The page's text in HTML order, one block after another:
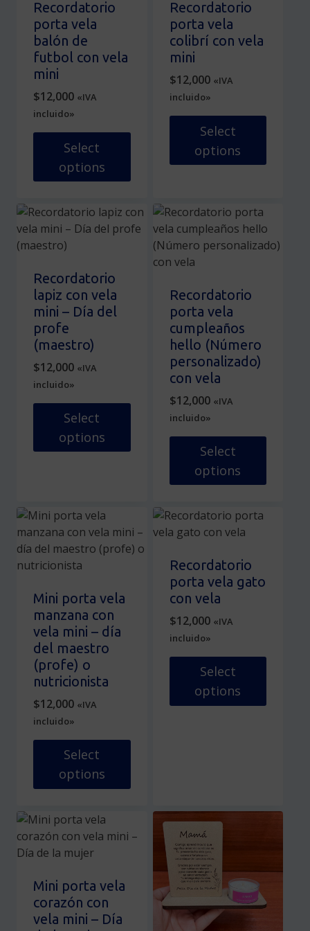
en
la
página
de
producto
la
página
de
producto
Recordatorio
porta vela
balón de
futbol con vela
mini
$12,000 «IVA
incluido»
Select
options
producto
tiene
múltiples
variantes.
Las
opciones
se
pueden
elegir
en
la
página
de
producto
Recordatorio
porta vela
colibrí con vela
mini
$12,000 «IVA
incluido»
Select
options
tiene
múltiples
variantes.
se
pueden
elegir
en
la
página
producto
Recordatorio
lapiz con vela
mini – Día del
profe
(maestro)
$12,000 «IVA
incluido»
Select
options
múltiples
variantes.
Las
opciones
pueden
elegir
en
la
página
de
Recordatorio
porta vela
cumpleaños
hello (Número
personalizado)
con vela
$12,000 «IVA
incluido»
Select
options
producto
tiene
múltiples
variantes.
Las
opciones
pueden
elegir
en
página
de
Mini porta vela
manzana con
vela mini – día
del maestro
(profe) o
nutricionista
$12,000 «IVA
incluido»
Select
options
producto
tiene
múltiples
variantes.
Las
opciones
se
Recordatorio
porta vela gato
con vela
$12,000 «IVA
incluido»
Select
options
opciones
pueden
elegir
en
la
página
Mini porta vela
corazón con
vela mini – Día